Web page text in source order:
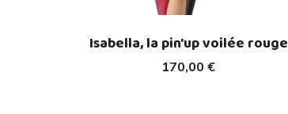
170,00 €
Isabella, la pin'up voilée rouge